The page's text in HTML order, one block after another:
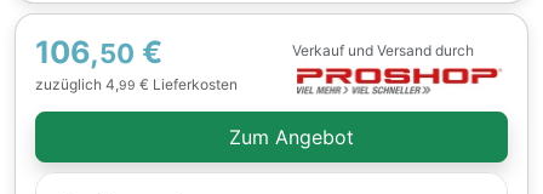
106,50 €
zuzüglich 4,99 € Lieferkosten
Verkauf und Versand durch
Zum Angebot